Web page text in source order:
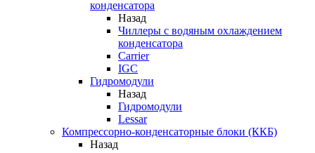
конденсатора
Назад
Чиллеры с водяным охлаждением
конденсатора
Carrier
IGC
Гидромодули
Назад
Гидромодули
Lessar
Компрессорно-конденсаторные блоки (ККБ)
Назад